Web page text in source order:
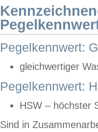
Pegelkennwert:
gleichwertiger
Pegelkennwert:
HSW – höchster
Sind in